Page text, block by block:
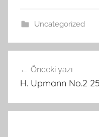
Uncategorized
gezinmesi
Önceki yazı
H. Upmann No.2